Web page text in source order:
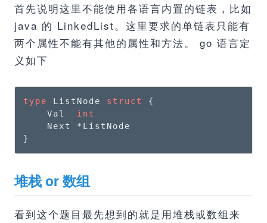
首先说明这里不能使用各语言内置的链表，比如
java 的 LinkedList。这里要求的单链表只能有
两个属性不能有其他的属性和方法。 go 语言定
义如下
type ListNode struct
{
    Val
int
    Next *ListNode
}
堆栈 or 数组
看到这个题目最先想到的就是用堆栈或数组来